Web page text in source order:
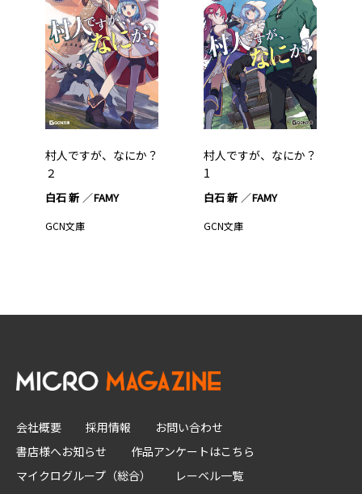
村人ですが、なにか？
２
白石 新 FAMY
GCN文庫
村人ですが、なにか？
1
白石 新 FAMY
GCN文庫
会社概要 採用情報
お問い合わせ
書店様へお知らせ
作品アンケートはこちら
マイクログループ（総合）
レーベル一覧